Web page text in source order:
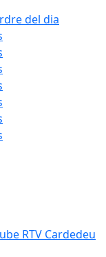
del dia
RTV Cardedeu